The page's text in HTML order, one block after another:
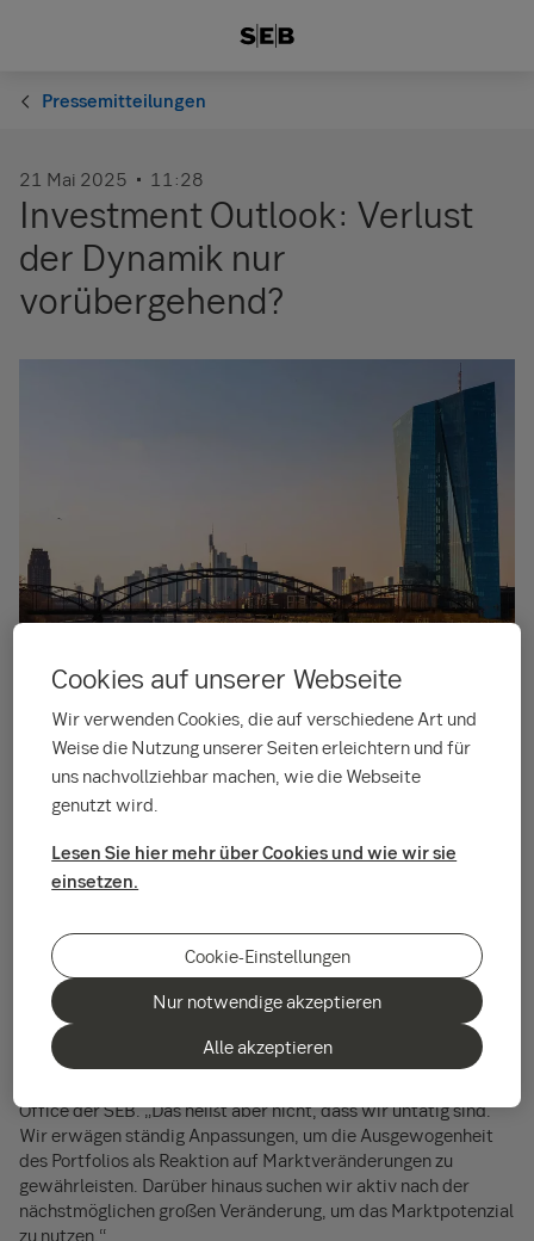
Pressemitteilungen
21 Mai 2025 11:28
Investment Outlook: Verlust
der Dynamik nur
vorübergehend?
Die ungewöhnlich hohe Unsicherheit in Bezug
auf die wirtschaftspolitischen
Rahmenbedingungen (Stichwort: Zölle) wirkt
sich auf Wachstumsprognosen,
Unternehmensgewinne und Marktvertrauen
aus. Die Investment-Experten der SEB halten
daher mit Blick auf das Portfolio an einer
„In diesen unsicheren Zeiten sind wir der Meinung, dass ein
Portfolio ohne größere Abweichungen von der Normallage
eine verantwortungsvolle Art ist, das Vermögen unserer
Kunden zu verwalten“, sagtFredrik Öberg
, Chief Investment
Office der SEB. „Das heißt aber nicht, dass wir untätig sind.
Wir erwägen ständig Anpassungen, um die Ausgewogenheit
des Portfolios als Reaktion auf Marktveränderungen zu
gewährleisten. Darüber hinaus suchen wir aktiv nach der
nächstmöglichen großen Veränderung, um das Marktpotenzial
zu nutzen.“
Cookies auf unserer Webseite
Wir verwenden Cookies, die auf verschiedene Art und
Weise die Nutzung unserer Seiten erleichtern und für
uns nachvollziehbar machen, wie die Webseite
genutzt wird.
Lesen Sie hier mehr über Cookies und wie wir sie
einsetzen.
Cookie-Einstellungen
Nur notwendige akzeptieren
Alle akzeptieren